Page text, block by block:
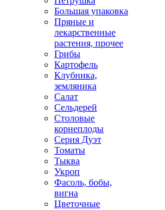
Большая упаковка
Пряные и
лекарственные
растения, прочее
Грибы
Картофель
Клубника,
земляника
Салат
Сельдерей
Столовые
корнеплоды
Серия Дуэт
Томаты
Тыква
Укроп
Фасоль, бобы,
вигна
Цветочные